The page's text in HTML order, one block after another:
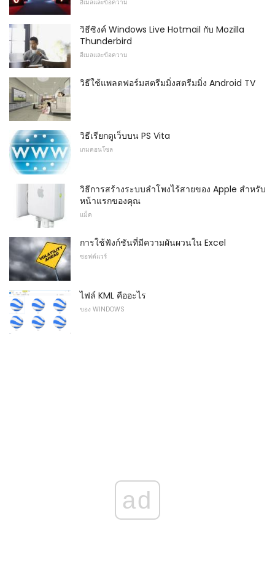
อีเมลและข้อความ
วิธีซิงค์ Windows Live Hotmail กับ Mozilla
Thunderbird
อีเมลและข้อความ
วิธีใช้แพลตฟอร์มสตรีมมิ่งสตรีมมิ่ง Android TV
วิธีเรียกดูเว็บบน PS Vita
เกมคอนโซล
วิธีการสร้างระบบลำโพงไร้สายของ Apple สำหรับ
หน้าแรกของคุณ
แม็ค
การใช้ฟังก์ชันที่มีความผันผวนใน Excel
ซอฟต์แวร์
ไฟล์ KML คืออะไร
ของ WINDOWS
ad